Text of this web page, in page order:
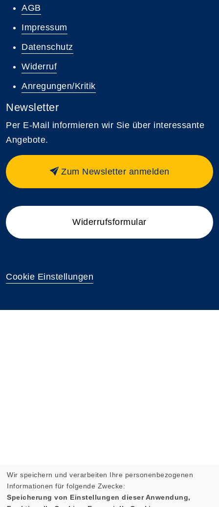
AGB
Impressum
Datenschutz
Widerruf
Anregungen/Kritik
Newsletter
Per E-Mail informieren wir Sie über interessante
Angebote.
Zum Newsletter anmelden
Widerrufsformular
Cookie Einstellungen
Wir speichern und verarbeiten Ihre personenbezogenen
Informationen für folgende Zwecke:
Speicherung von Einstellungen dieser Anwendung,